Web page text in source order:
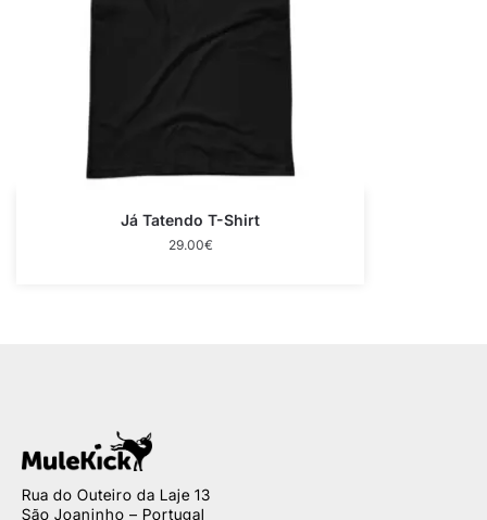
Já Tatendo T-Shirt
29.00€
Rua do Outeiro da Laje 13
São Joaninho – Portugal